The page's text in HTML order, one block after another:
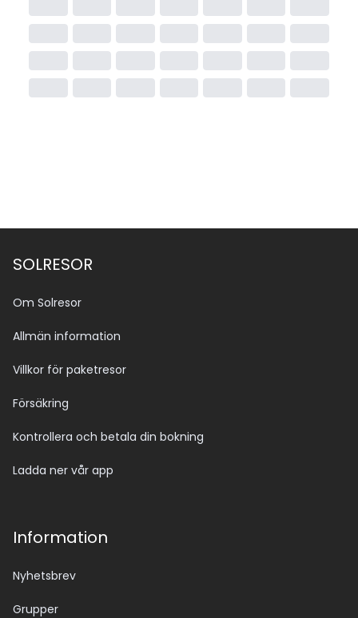
Solresors egen bedömning.
SOLRESOR
Om Solresor
Allmän information
Villkor för paketresor
Försäkring
Kontrollera och betala din bokning
Ladda ner vår app
Information
Nyhetsbrev
Grupper